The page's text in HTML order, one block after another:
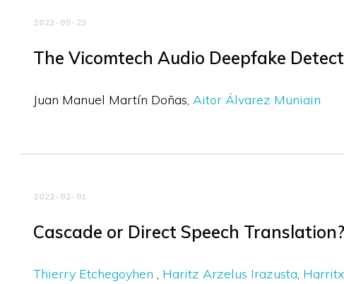
2022-05-23
The Vicomtech Audio Deepfake
Juan Manuel Martín Doñas Aitor Álvarez Muniain
2022-02-01
Cascade or Direct Speech
Thierry Etchegoyhen Haritz Arzelus Irazusta